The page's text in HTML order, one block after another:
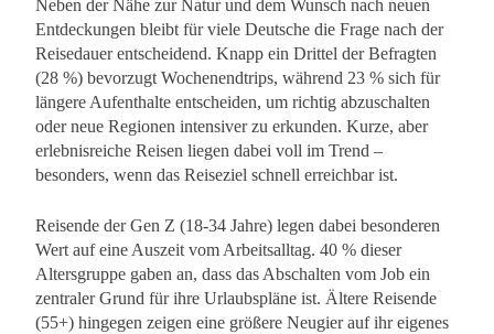
Neben der Nähe zur Natur und dem Wunsch nach neuen
Entdeckungen bleibt für viele Deutsche die Frage nach der
Reisedauer entscheidend. Knapp ein Drittel der Befragten
(28 %) bevorzugt Wochenendtrips, während 23 % sich für
längere Aufenthalte entscheiden, um richtig abzuschalten
oder neue Regionen intensiver zu erkunden. Kurze, aber
erlebnisreiche Reisen liegen dabei voll im Trend –
besonders, wenn das Reiseziel schnell erreichbar ist.
Reisende der Gen Z (18-34 Jahre) legen dabei besonderen
Wert auf eine Auszeit vom Arbeitsalltag. 40 % dieser
Altersgruppe gaben an, dass das Abschalten vom Job ein
zentraler Grund für ihre Urlaubspläne ist. Ältere Reisende
(55+) hingegen zeigen eine größere Neugier auf ihr eigenes